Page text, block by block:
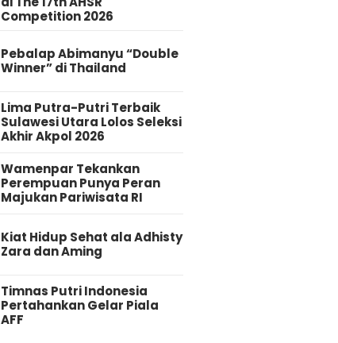
Competition 2026
Pebalap Abimanyu “Double
Winner” di Thailand
Lima Putra-Putri Terbaik
Sulawesi Utara Lolos Seleksi
Akhir Akpol 2026
Wamenpar Tekankan
Perempuan Punya Peran
Majukan Pariwisata RI
Kiat Hidup Sehat ala Adhisty
Zara dan Aming
Timnas Putri Indonesia
Pertahankan Gelar Piala
AFF